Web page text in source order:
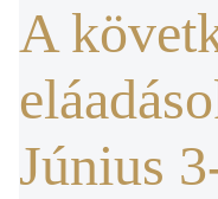
A
Június